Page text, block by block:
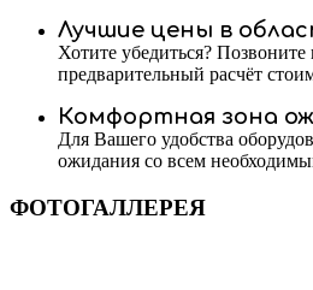
Лучшие цены в
Хотите убедиться?
предварительный расчёт
Комфортная зона
Для Вашего удобства
ожидания со всем
ФОТОГАЛЛЕРЕЯ